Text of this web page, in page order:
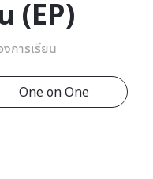
(EP)
การเรียน
One on One